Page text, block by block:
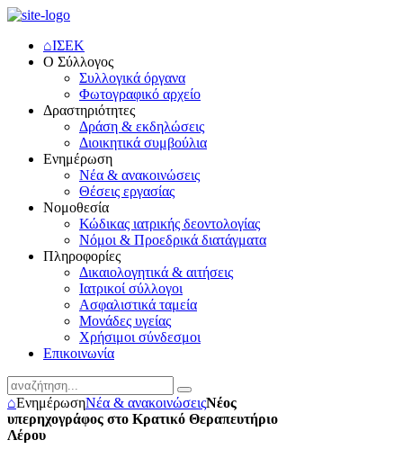
⌂ΙΣΕΚ
Ο Σύλλογος
Συλλογικά όργανα
Φωτογραφικό αρχείο
Δραστηριότητες
Δράση & εκδηλώσεις
Διοικητικά συμβούλια
Ενημέρωση
Νέα & ανακοινώσεις
Θέσεις εργασίας
Νομοθεσία
Κώδικας ιατρικής δεοντολογίας
Νόμοι & Προεδρικά διατάγματα
Πληροφορίες
Δικαιολογητικά & αιτήσεις
Ιατρικοί σύλλογοι
Ασφαλιστικά ταμεία
Μονάδες υγείας
Χρήσιμοι σύνδεσμοι
Επικοινωνία
⌂ΕνημέρωσηΝέα & ανακοινώσειςΝέος
υπερηχογράφος στο Κρατικό Θεραπευτήριο
Λέρου